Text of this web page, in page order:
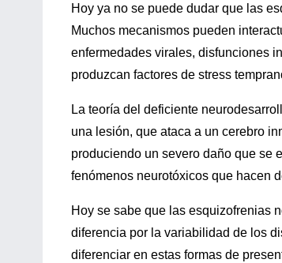
Hoy ya no se puede dudar que las
Muchos mecanismos pueden
enfermedades virales, disfunciones
produzcan factores de stress
La teoría del deficiente
una lesión, que ataca a un cerebro
produciendo un severo daño que se
fenómenos neurotóxicos que hacen
Hoy se sabe que las esquizofrenias
diferencia por la variabilidad de los
diferenciar en estas formas de